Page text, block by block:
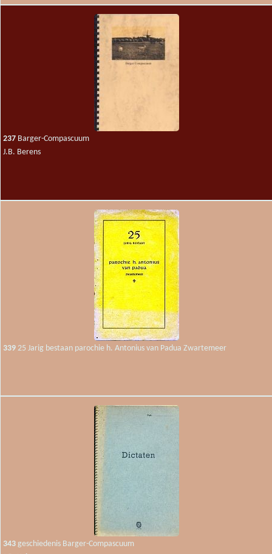
237 Barger-Compascuum
J.B. Berens
339 25 Jarig bestaan parochie h. Antonius van Padua Zwartemeer
343 geschiedenis Barger-Compascuum